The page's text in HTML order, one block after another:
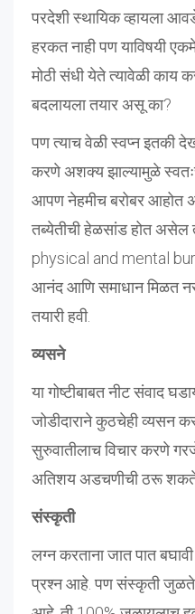
परदेशी स्थायिक व्हायला
हरकत नाही पण याविषयी
मोठी संधी येते त्यावेळी
बदलायला तयार असू का?
पण त्याच वेळी स्वप्न इतकी
करणे अशक्य झाल्यामुळे
आपण नेहमीच बरोबर आहोत
तब्येतीची हेळसांड होत
physical and mental
आनंद आणि समाधान मिळत
तयारी हवी.
व्यसने
या गोष्टीबाबत नीट संवाद
जोडीदाराने कुठचेही व्यसन
सुरुवातीलाच विचार करणे
अतिशय अडचणीची ठरू
संस्कृती
लग्न करताना जात पात
प्रश्न आहे. पण संस्कृती जुळते